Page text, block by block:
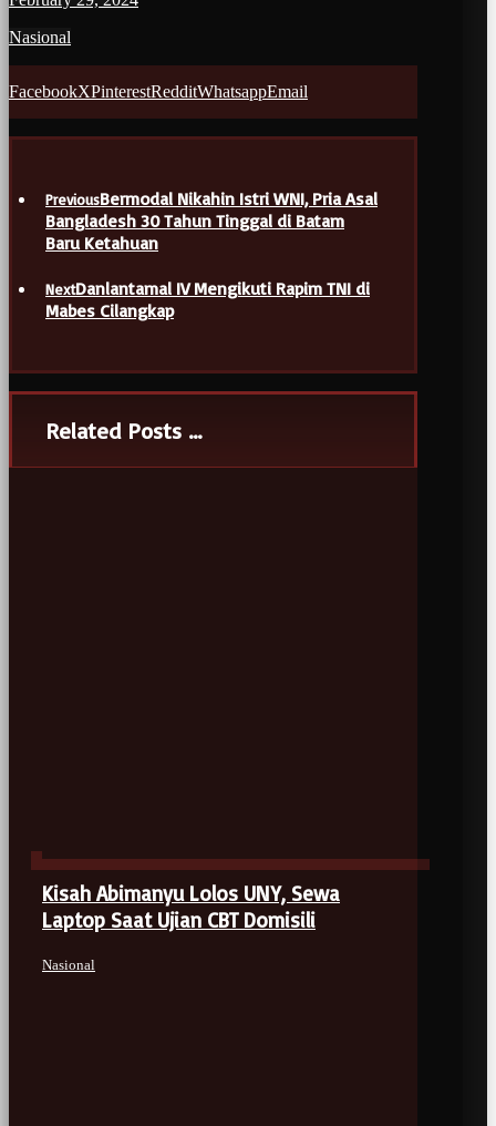
Nasional
FacebookXPinterestRedditWhatsappEmail
PreviousBermodal Nikahin Istri WNI, Pria Asal
Bangladesh 30 Tahun Tinggal di Batam
Baru Ketahuan
NextDanlantamal IV Mengikuti Rapim TNI di
Mabes Cilangkap
Related Posts ...
Kisah Abimanyu Lolos UNY, Sewa
Laptop Saat Ujian CBT Domisili
Nasional